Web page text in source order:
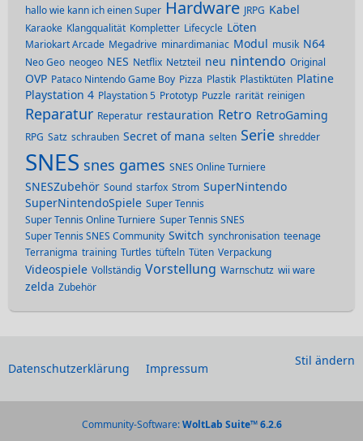
hallo wie kann ich einen Super Hardware JRPG Kabel
Karaoke Klangqualität Kompletter Lifecycle Löten
Mariokart Arcade Megadrive minardimaniac Modul musik N64
Neo Geo neogeo NES Netflix Netzteil neu nintendo Original
OVP Pataco Nintendo Game Boy Pizza Plastik Plastiktüten Platine
Playstation 4 Playstation 5 Prototyp Puzzle rarität reinigen
Reparatur Reperatur restauration Retro RetroGaming
RPG Satz schrauben Secret of mana selten Serie shredder
SNES snes games SNES Online Turniere
SNESZubehör Sound starfox Strom SuperNintendo
SuperNintendoSpiele Super Tennis
Super Tennis Online Turniere Super Tennis SNES
Super Tennis SNES Community Switch synchronisation teenage
Terranigma training Turtles tüfteln Tüten Verpackung
Videospiele Vollständig Vorstellung Warnschutz wii ware
zelda Zubehör
Stil ändern
Datenschutzerklärung Impressum
Community-Software:WoltLab Suite™ 6.2.6